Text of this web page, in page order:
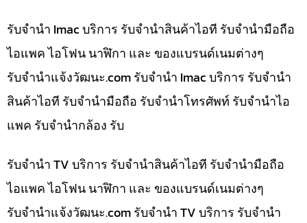
รับจำนำ Imac บริการ รับจำนำสินค้าไอที รับจำนำมือถือ
ไอแพค ไอโฟน นาฬิกา และ ของแบรนด์เนมต่างๆ
รับจํานําแจ้งวัฒนะ.com รับจำนำ Imac บริการ รับจำนำ
สินค้าไอที รับจำนำมือถือ รับจำนำโทรศัพท์ รับจำนำไอ
แพค รับจำนำกล้อง รับ
รับจำนำ TV บริการ รับจำนำสินค้าไอที รับจำนำมือถือ
ไอแพค ไอโฟน นาฬิกา และ ของแบรนด์เนมต่างๆ
รับจํานําแจ้งวัฒนะ.com รับจำนำ TV บริการ รับจำนำ